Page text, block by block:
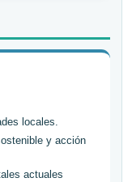
locales.
y acción
actuales